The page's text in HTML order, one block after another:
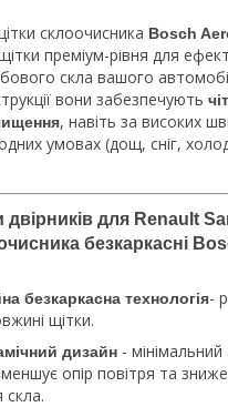
склоочисника Bosch
преміум-рівня для
скла вашого
вони забезпечують
, навіть за високих
умовах (дощ, сніг,
двірників для Renault
безкаркасні
безкаркасна технологія-
щітки.
дизайн -
опір повітря та